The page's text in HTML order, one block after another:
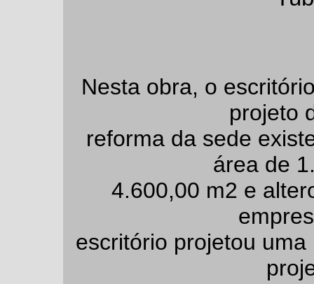
Nesta obra, o
projeto
reforma da sede
área de
4.600,00 m2 e
escritório projetou